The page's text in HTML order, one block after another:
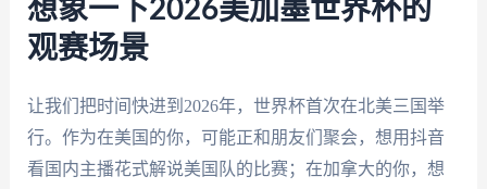
想象一下2026美加墨世界杯的
观赛场景
让我们把时间快进到2026年，世界杯首次在北美三国举
行。作为在美国的你，可能正和朋友们聚会，想用抖音
看国内主播花式解说美国队的比赛；在加拿大的你，想